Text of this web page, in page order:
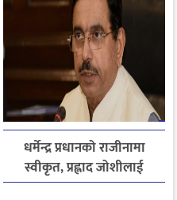
धर्मेन्द्र प्रधानको राजीनामा
स्वीकृत, प्रह्लाद जोशीलाई
शिक्षामन्त्रीको अतिरिक्त